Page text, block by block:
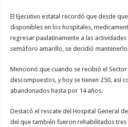
El Ejecutivo estatal recordó que desde
disponibles en los hospitales,
regresar paulatinamente a las
semáforo amarillo, se decidió mantenerlo
Mencionó que cuando se recibió el
descompuestos, y hoy se tienen 250, así
abandonados hasta por 14 años.
Destacó el rescate del Hospital General
del que también fueron rehabilitados